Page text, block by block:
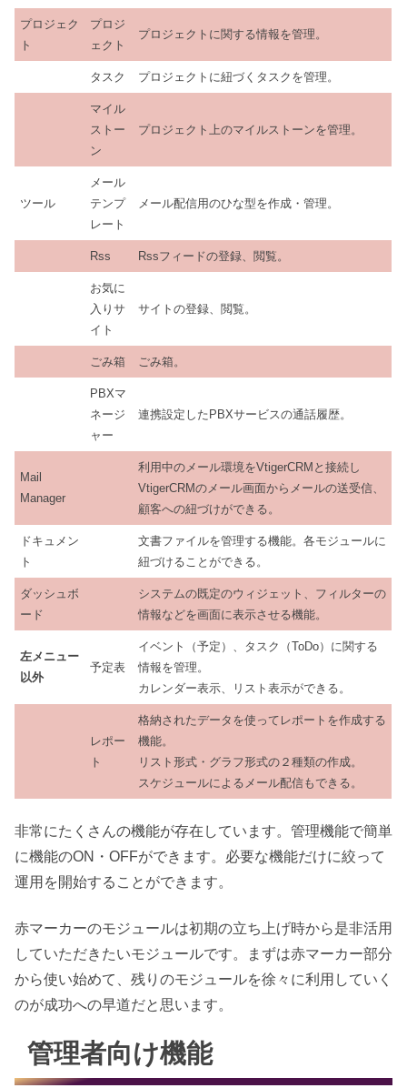
プロジェク
ト
プロジ
ェクト
プロジェクトに関する情報を管理。
タスク プロジェクトに紐づくタスクを管理。
マイル
ストー
ン
プロジェクト上のマイルストーンを管理。
ツール
メール
テンプ
レート
メール配信用のひな型を作成・管理。
Rss Rssフィードの登録、閲覧。
お気に
入りサ
イト
サイトの登録、閲覧。
ごみ箱 ごみ箱。
PBXマ
ネージ
ャー
連携設定したPBXサービスの通話履歴。
Mail
Manager
利用中のメール環境をVtigerCRMと接続し
VtigerCRMのメール画面からメールの送受信、
顧客への紐づけができる。
ドキュメン
ト
文書ファイルを管理する機能。各モジュールに
紐づけることができる。
ダッシュボ
ード
システムの既定のウィジェット、フィルターの
情報などを画面に表示させる機能。
左メニュー
以外
予定表
イベント（予定）、タスク（ToDo）に関する
情報を管理。
カレンダー表示、リスト表示ができる。
レポー
ト
格納されたデータを使ってレポートを作成する
機能。
リスト形式・グラフ形式の２種類の作成。
スケジュールによるメール配信もできる。
非常にたくさんの機能が存在しています。管理機能で簡単
に機能のON・OFFができます。必要な機能だけに絞って
運用を開始することができます。
赤マーカーのモジュールは初期の立ち上げ時から是非活用
していただきたいモジュールです。まずは赤マーカー部分
から使い始めて、残りのモジュールを徐々に利用していく
のが成功への早道だと思います。
管理者向け機能